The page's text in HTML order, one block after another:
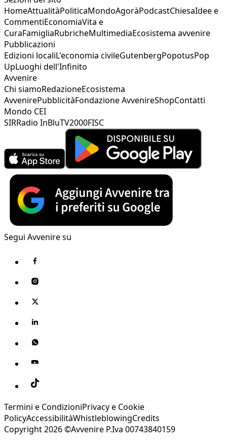
HomeAttualitàPoliticaMondoAgoràPodcastChiesaIdee e
CommentiEconomiaVita e
CuraFamigliaRubricheMultimediaEcosistema avvenire
Pubblicazioni
Edizioni localiL'economia civileGutenbergPopotusPop
UpLuoghi dell'Infinito
Avvenire
Chi siamoRedazioneEcosistema
AvvenirePubblicitàFondazione AvvenireShopContatti
Mondo CEI
SIRRadio InBluTV2000FISC
Segui Avvenire su
Termini e CondizioniPrivacy e Cookie
PolicyAccessibilitàWhistleblowingCredits
Copyright 2026 ©Avvenire P.Iva 00743840159